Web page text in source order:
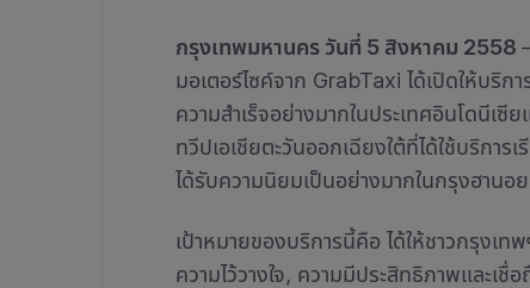
กรุงเทพมหานคร วันที่ 5 สิงหาคม 2558
มอเตอร์ไซค์จาก GrabTaxi ได้เปิดให้บริ
ความสำเร็จอย่างมากในประเทศอินโดนีเซี
ทวีปเอเชียตะวันออกเฉียงใต้ที่ได้ใช้บริกา
ได้รับความนิยมเป็นอย่างมากในกรุงฮานอ
เป้าหมายของบริการนี้คือ ได้ให้ชาวกรุงเ
ความไว้วางใจ, ความมีประสิทธิภาพและเ